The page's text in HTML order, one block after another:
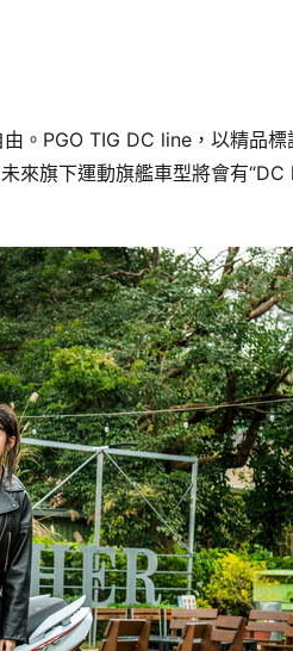
。PGO TIG DC line，以精品標
來旗下運動旗艦車型將會有“DC